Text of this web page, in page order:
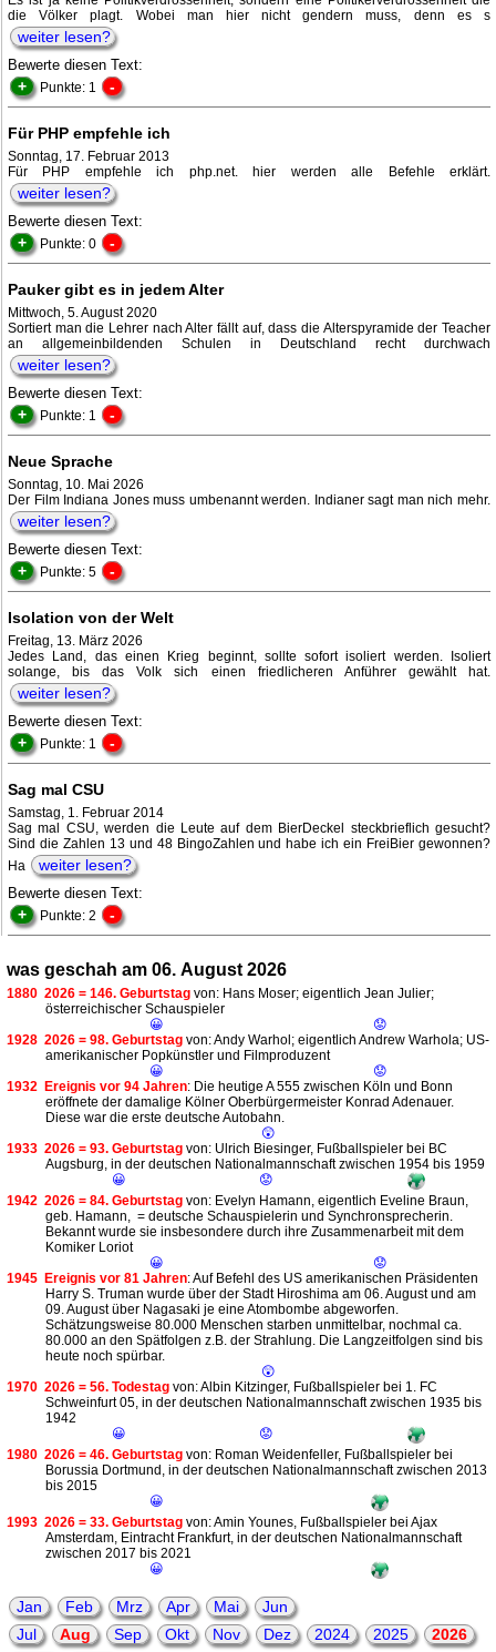
die Völker plagt. Wobei man hier nicht gendern muss, denn es s
weiter lesen?
Bewerte diesen Text:
+ Punkte: 1 -
Für PHP empfehle ich
Sonntag, 17. Februar 2013
Für PHP empfehle ich php.net. hier werden alle Befehle erklärt.
weiter lesen?
Bewerte diesen Text:
+ Punkte: 0 -
Pauker gibt es in jedem Alter
Mittwoch, 5. August 2020
Sortiert man die Lehrer nach Alter fällt auf, dass die Alterspyramide der Teacher
an allgemeinbildenden Schulen in Deutschland recht durchwach
weiter lesen?
Bewerte diesen Text:
+ Punkte: 1 -
Neue Sprache
Sonntag, 10. Mai 2026
Der Film Indiana Jones muss umbenannt werden. Indianer sagt man nich mehr.
weiter lesen?
Bewerte diesen Text:
+ Punkte: 5 -
Isolation von der Welt
Freitag, 13. März 2026
Jedes Land, das einen Krieg beginnt, sollte sofort isoliert werden. Isoliert
solange, bis das Volk sich einen friedlicheren Anführer gewählt hat.
weiter lesen?
Bewerte diesen Text:
+ Punkte: 1 -
Sag mal CSU
Samstag, 1. Februar 2014
Sag mal CSU, werden die Leute auf dem BierDeckel steckbrieflich gesucht?
Sind die Zahlen 13 und 48 BingoZahlen und habe ich ein FreiBier gewonnen?
Ha
weiter lesen?
Bewerte diesen Text:
+ Punkte: 2 -
was geschah am 06. August 2026
1880 2026 = 146. Geburtstag von: Hans Moser; eigentlich Jean Julier;
österreichischer Schauspieler
😀
😟
1928 2026 = 98. Geburtstag von: Andy Warhol; eigentlich Andrew Warhola; US-
amerikanischer Popkünstler und Filmproduzent
😀
😟
1932 Ereignis vor 94 Jahren: Die heutige A 555 zwischen Köln und Bonn
eröffnete der damalige Kölner Oberbürgermeister Konrad Adenauer.
Diese war die erste deutsche Autobahn.
😲
1933 2026 = 93. Geburtstag von: Ulrich Biesinger, Fußballspieler bei BC
Augsburg, in der deutschen Nationalmannschaft zwischen 1954 bis 1959
😀
😟
1942 2026 = 84. Geburtstag von: Evelyn Hamann, eigentlich Eveline Braun,
geb. Hamann, = deutsche Schauspielerin und Synchronsprecherin.
Bekannt wurde sie insbesondere durch ihre Zusammenarbeit mit dem
Komiker Loriot
😀
😟
1945 Ereignis vor 81 Jahren: Auf Befehl des US amerikanischen Präsidenten
Harry S. Truman wurde über der Stadt Hiroshima am 06. August und am
09. August über Nagasaki je eine Atombombe abgeworfen.
Schätzungsweise 80.000 Menschen starben unmittelbar, nochmal ca.
80.000 an den Spätfolgen z.B. der Strahlung. Die Langzeitfolgen sind bis
heute noch spürbar.
😲
1970 2026 = 56. Todestag von: Albin Kitzinger, Fußballspieler bei 1. FC
Schweinfurt 05, in der deutschen Nationalmannschaft zwischen 1935 bis
1942
😀
😟
1980 2026 = 46. Geburtstag von: Roman Weidenfeller, Fußballspieler bei
Borussia Dortmund, in der deutschen Nationalmannschaft zwischen 2013
bis 2015
😀
1993 2026 = 33. Geburtstag von: Amin Younes, Fußballspieler bei Ajax
Amsterdam, Eintracht Frankfurt, in der deutschen Nationalmannschaft
zwischen 2017 bis 2021
😀
Jan Feb Mrz Apr Mai
Jun
Jul
Aug Sep Okt Nov Dez 2024 2025
2026